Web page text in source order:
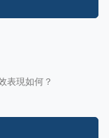
表現如何？